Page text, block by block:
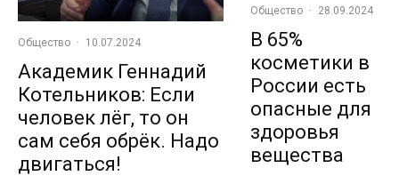
Общество · 10.07.2024
Академик Геннадий
Котельников: Если
человек лёг, то он
сам себя обрёк. Надо
двигаться!
Общество · 28.09.2024
В 65%
косметики в
России есть
опасные для
здоровья
вещества